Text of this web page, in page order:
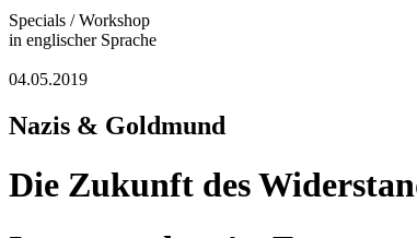
Specials / Workshop
in englischer Sprache
04.05.2019
Nazis & Goldmund
Die Zukunft des